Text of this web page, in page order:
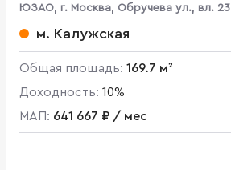
ЮЗАО, г. Москва, Обручева ул., вл. 23
м. Калужская
Общая площадь: 169.7 м²
Доходность: 10%
МАП: 641 667 ₽ / мес